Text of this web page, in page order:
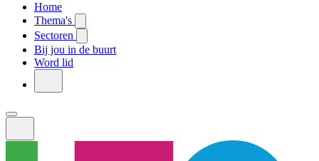
Home
Thema's
Sectoren
Bij jou in de buurt
Word lid